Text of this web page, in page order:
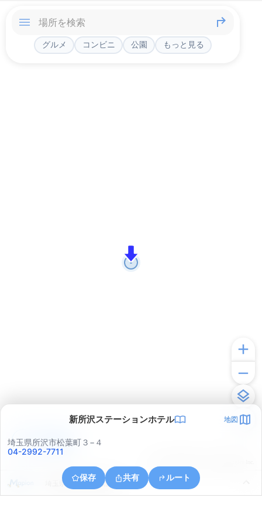
グルメ コンビニ 公園 もっと見る
新所沢ステーションホテル 地図
埼玉県所沢市松葉町３−４
04-2992-7711
保存 共有 ルート
埼玉県所沢市大字荒幡
アプリで見る